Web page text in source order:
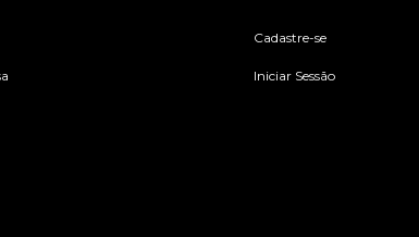
Cadastre-se
Iniciar Sessão